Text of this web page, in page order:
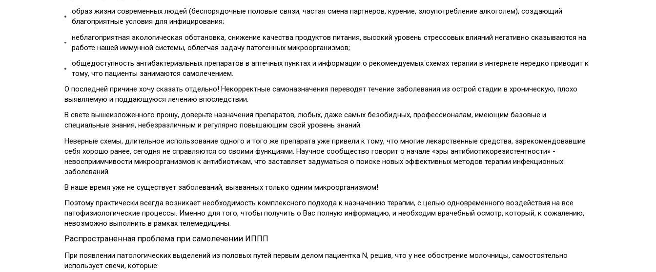
образ жизни современных людей (беспорядочные половые связи, частая смена партнеров, курение, злоупотребление алкоголем), создающий
благоприятные условия для инфицирования;
неблагоприятная экологическая обстановка, снижение качества продуктов питания, высокий уровень стрессовых влияний негативно сказываются на
работе нашей иммунной системы, облегчая задачу патогенных микроорганизмов;
общедоступность антибактериальных препаратов в аптечных пунктах и информации о рекомендуемых схемах терапии в интернете нередко приводит к
тому, что пациенты занимаются самолечением.
О последней причине хочу сказать отдельно! Некорректные самоназначения переводят течение заболевания из острой стадии в хроническую, плохо
выявляемую и поддающуюся лечению впоследствии.
В свете вышеизложенного прошу, доверьте назначения препаратов, любых, даже самых безобидных, профессионалам, имеющим базовые и
специальные знания, небезразличным и регулярно повышающим свой уровень знаний.
Неверные схемы, длительное использование одного и того же препарата уже привели к тому, что многие лекарственные средства, зарекомендовавшие
себя хорошо ранее, сегодня не справляются со своими функциями. Научное сообщество говорит о начале «эры антибиотикорезистентности» -
невосприимчивости микроорганизмов к антибиотикам, что заставляет задуматься о поиске новых эффективных методов терапии инфекционных
заболеваний.
В наше время уже не существует заболеваний, вызванных только одним микроорганизмом!
Поэтому практически всегда возникает необходимость комплексного подхода к назначению терапии, с целью одновременного воздействия на все
патофизиологические процессы. Именно для того, чтобы получить о Вас полную информацию, и необходим врачебный осмотр, который, к сожалению,
невозможно выполнить в рамках телемедицины.
Распространенная проблема при самолечении ИППП
При появлении патологических выделений из половых путей первым делом пациентка N, решив, что у нее обострение молочницы, самостоятельно
использует свечи, которые: